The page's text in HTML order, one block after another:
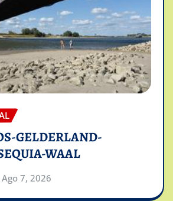
GELDERLAND-
WAAL
Ago 7, 2026